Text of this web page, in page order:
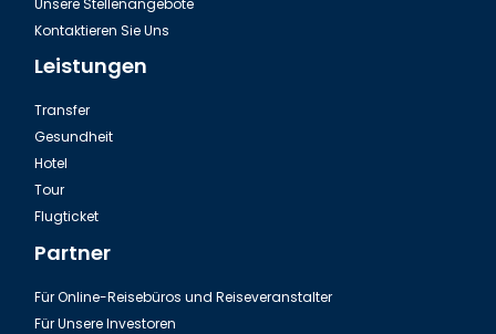
Unsere Stellenangebote
Kontaktieren Sie Uns
Leistungen
Transfer
Gesundheit
Hotel
Tour
Flugticket
Partner
Für Online-Reisebüros und Reiseveranstalter
Für Unsere Investoren